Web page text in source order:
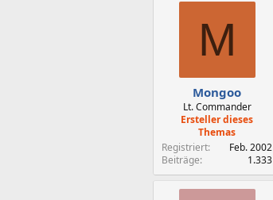
M
Mongoo
Lt. Commander
Ersteller dieses
Themas
Registriert
Feb. 2002
Beiträge
1.333